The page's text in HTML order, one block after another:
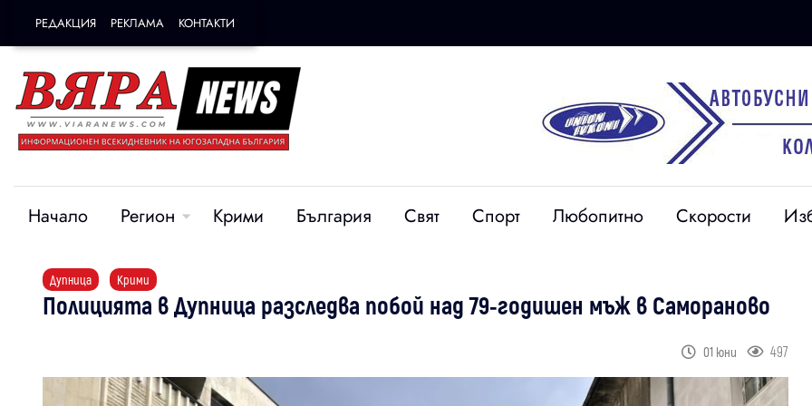
РЕДАКЦИЯ РЕКЛАМА КОНТАКТИ
Начало Регион Крими България Свят Спорт Любопитно Скорости
Дупница Крими
Полицията в Дупница разследва побой над 79-годишен мъж в Самораново
01 юни 497